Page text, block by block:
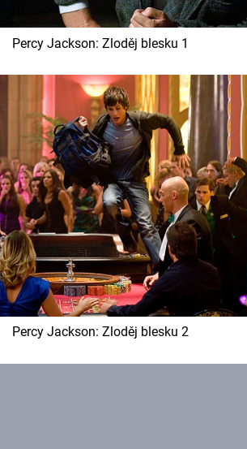
Cool Esport
Pořady
TV Program
Sledujte prima+
Přihlášení
Sledujte nás
Percy Jackson: Zloděj blesku 1
Percy Jackson: Zloděj blesku 2